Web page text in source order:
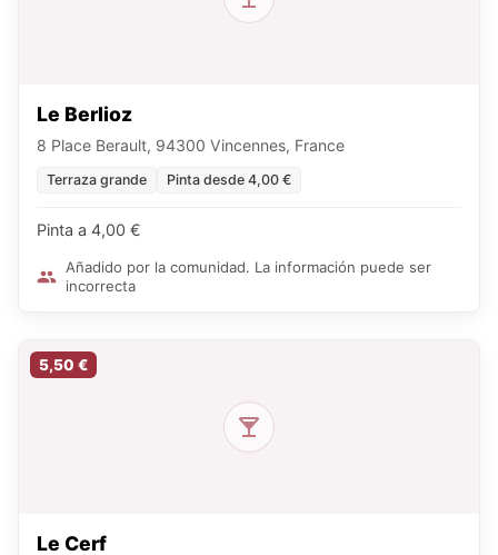
Le Berlioz
8 Place Berault, 94300 Vincennes, France
Terraza grande Pinta desde 4,00 €
Pinta a 4,00 €
Añadido por la comunidad. La información puede ser
incorrecta
5,50 €
Le Cerf